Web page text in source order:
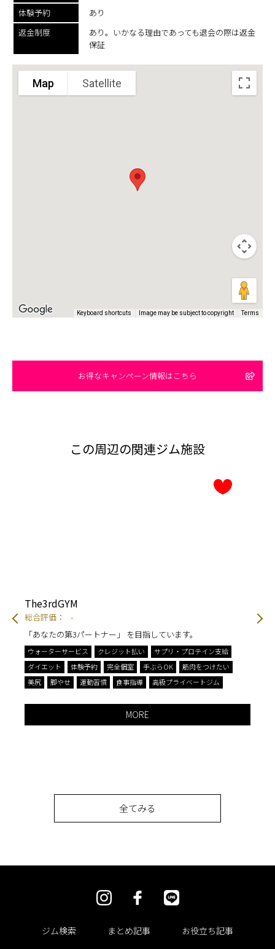
体験予約
あり
返金制度
あり。いかなる理由であっても退会の際は返金
保証
Map Satellite
Keyboard shortcuts Image may be subject to copyright Terms
お得なキャンペーン情報はこちら
この周辺の関連ジム施設
The3rdGYM
総合評価：
-
「あなたの第3パートナー」 を目指しています。
ウォーターサービス クレジット払い
サプリ・プロテイン支給
ダイエット
体験予約 完全個室 手ぶらOK
筋肉をつけたい
美尻
脚やせ 運動習慣 食事指導 高級プライベートジム
MORE
総
全てみる
ジム検索 まとめ記事
お役立ち記事